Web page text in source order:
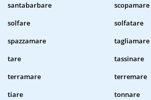
santabarbare
scopamare
solfare
solfatare
spazzamare
tagliamare
tare
tassinare
terramare
terremare
tiare
tonnare